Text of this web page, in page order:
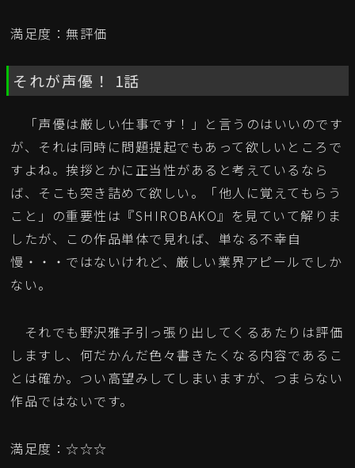
満足度：無評価
それが声優！ 1話
「声優は厳しい仕事です！」と言うのはいいのです
が、それは同時に問題提起でもあって欲しいところで
すよね。挨拶とかに正当性があると考えているなら
ば、そこも突き詰めて欲しい。「他人に覚えてもらう
こと」の重要性は『SHIROBAKO』を見ていて解りま
したが、この作品単体で見れば、単なる不幸自
慢・・・ではないけれど、厳しい業界アピールでしか
ない。
それでも野沢雅子引っ張り出してくるあたりは評価
しますし、何だかんだ色々書きたくなる内容であるこ
とは確か。つい高望みしてしまいますが、つまらない
作品ではないです。
満足度：☆☆☆